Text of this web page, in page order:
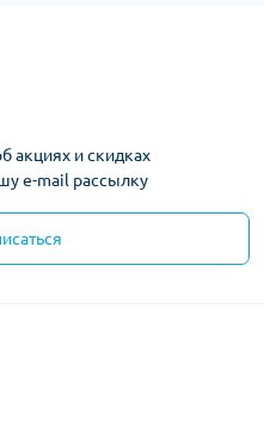
акциях и скидках
e-mail рассылку